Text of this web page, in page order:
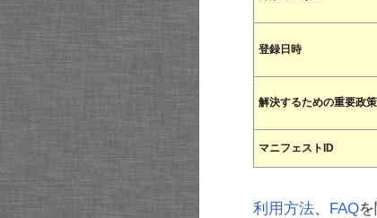
登録日時
解決するための重要政策
マニフェストID
利用方法、 FAQ